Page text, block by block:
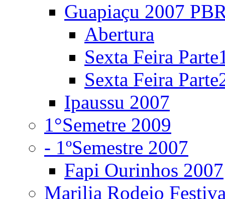
Guapiaçu 2007
Abertura
Sexta Feira
Sexta Feira
Ipaussu 2007
1°Semetre 2009
- 1ºSemestre 2007
Fapi Ourinhos 2007
Marilia Rodeio